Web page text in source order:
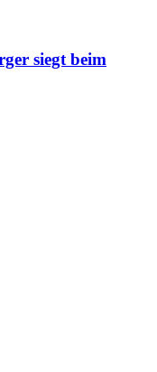
siegt beim